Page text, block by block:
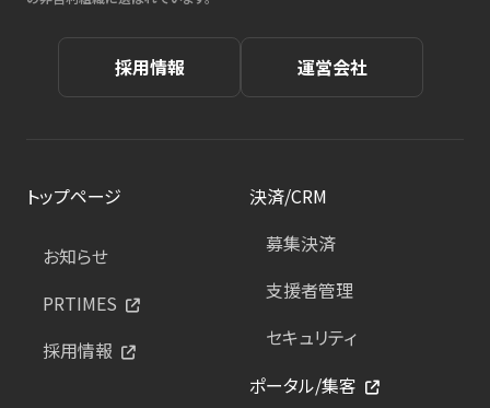
採用情報 運営会社
トップページ
お知らせ
PRTIMES
採用情報
決済/CRM
募集決済
支援者管理
セキュリティ
ポータル/集客